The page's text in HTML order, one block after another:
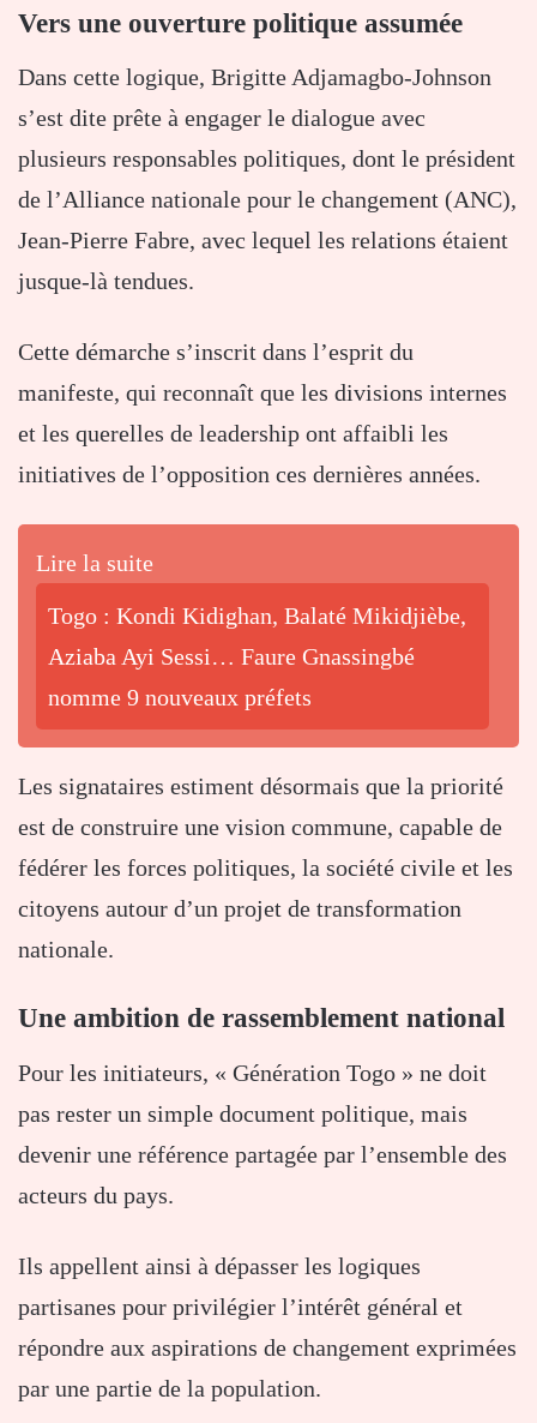
Vers une ouverture politique assumée
Dans cette logique, Brigitte Adjamagbo-Johnson
s’est dite prête à engager le dialogue avec
plusieurs responsables politiques, dont le président
de l’Alliance nationale pour le changement (ANC),
Jean-Pierre Fabre, avec lequel les relations étaient
jusque-là tendues.
Cette démarche s’inscrit dans l’esprit du
manifeste, qui reconnaît que les divisions internes
et les querelles de leadership ont affaibli les
initiatives de l’opposition ces dernières années.
Lire la suite
Togo : Kondi Kidighan, Balaté Mikidjièbe,
Aziaba Ayi Sessi… Faure Gnassingbé
nomme 9 nouveaux préfets
Les signataires estiment désormais que la priorité
est de construire une vision commune, capable de
fédérer les forces politiques, la société civile et les
citoyens autour d’un projet de transformation
nationale.
Une ambition de rassemblement national
Pour les initiateurs, « Génération Togo » ne doit
pas rester un simple document politique, mais
devenir une référence partagée par l’ensemble des
acteurs du pays.
Ils appellent ainsi à dépasser les logiques
partisanes pour privilégier l’intérêt général et
répondre aux aspirations de changement exprimées
par une partie de la population.